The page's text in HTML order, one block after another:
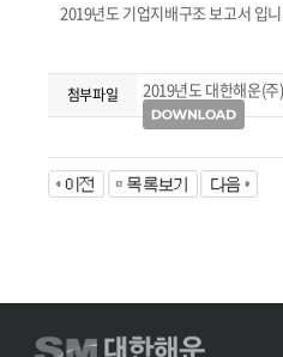
2019년도 기업지배구조 보고서 입
첨부파일 2019년도 대한해운(